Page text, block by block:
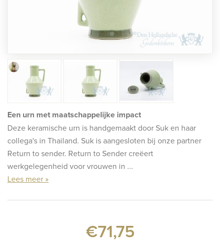
Een urn met maatschappelijke impact
Deze keramische urn is handgemaakt door Suk en haar
collega's in Thailand. Suk is aangesloten bij onze partner
Return to sender. Return to Sender creëert
werkgelegenheid voor vrouwen in ...
Lees meer »
€71,75